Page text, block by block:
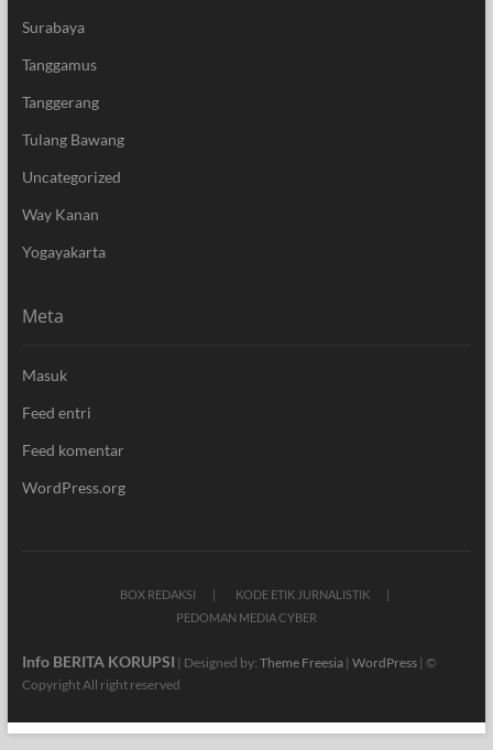
Surabaya
Tanggamus
Tanggerang
Tulang Bawang
Uncategorized
Way Kanan
Yogayakarta
Meta
Masuk
Feed entri
Feed komentar
WordPress.org
BOX REDAKSI
KODE ETIK JURNALISTIK
PEDOMAN MEDIA CYBER
Info BERITA KORUPSI | Designed by: Theme Freesia| WordPress| ©
Copyright All right reserved